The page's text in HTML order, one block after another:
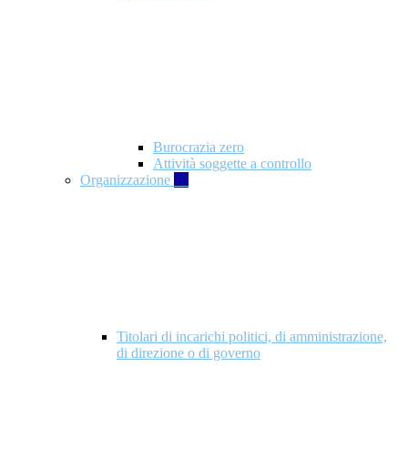
Burocrazia zero
Attività soggette a controllo
Organizzazione 10
Titolari di incarichi politici, di amministrazione,
di direzione o di governo